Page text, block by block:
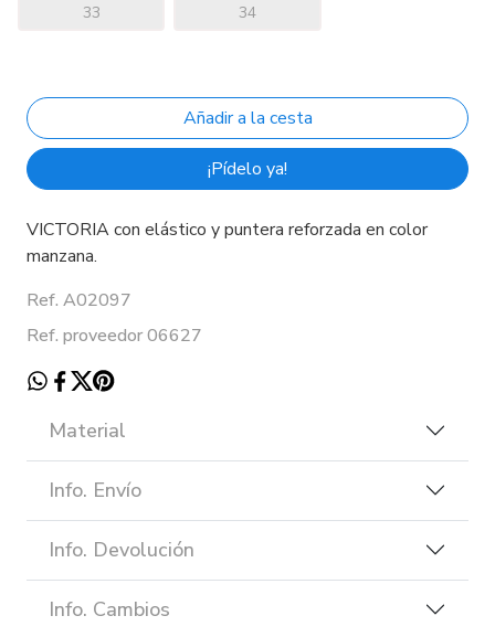
33 34
¡Pídelo ya!
VICTORIA con elástico y puntera reforzada en color
manzana.
Ref. A02097
Ref. proveedor 06627
Material
Info. Envío
Info. Devolución
Info. Cambios